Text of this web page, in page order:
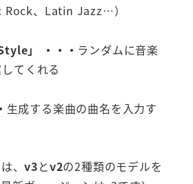
、Latin Jazz…）
」 ・・・ ランダムに音楽
てくれる
生成する楽曲の曲名を入力す
、v3とv2の2種類のモデルを